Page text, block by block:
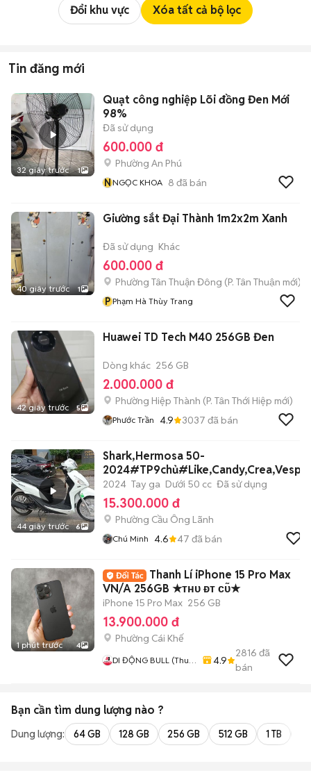
Đổi khu vực Xóa tất cả bộ lọc
Tin đăng mới
32 giây trước 1
Quạt công nghiệp Lõi đồng Đen Mới
98%
Đã sử dụng
600.000 đ
Phường An Phú
NNGỌC KHOA 8 đã bán
40 giây trước 1
Giường sắt Đại Thành 1m2x2m Xanh
Đã sử dụng Khác
600.000 đ
Phường Tân Thuận Đông (P. Tân Thuận mới)
P Phạm Hà Thùy Trang
42 giây trước 5
Huawei TD Tech M40 256GB Đen
Dòng khác 256 GB
2.000.000 đ
Phường Hiệp Thành (P. Tân Thới Hiệp mới)
Phước Trần 4.9 3037 đã bán
44 giây trước 6
Shark,Hermosa 50-
2024#TP9chủ#Like,Candy,Crea,Vespa
2024 Tay ga Dưới 50 cc Đã sử dụng
15.300.000 đ
Phường Cầu Ông Lãnh
Chú Minh 4.6 47 đã bán
1 phút trước 4
Thanh Lí iPhone 15 Pro Max
VN/A 256GB ★ᴛʜᴜ ᴆᴛ ᴄᴜ̃★
iPhone 15 Pro Max 256 GB
13.900.000 đ
Phường Cái Khế
DI ĐỘNG BULL (Thu
4.9
2816 đã
bán
Bạn cần tìm dung lượng nào ?
Dung lượng: 64 GB 128 GB 256 GB 512 GB 1 TB